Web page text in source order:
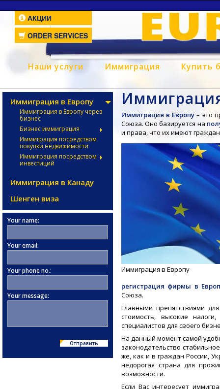
АКЦИИ
ORDER SERVICES
Наши услуги Иммиграция Купить
Иммиграция в Европу
Иммиграция в Европу через
бизнес
Бизнес иммиграция
Иммиграция посредством
покупки недвижимости
Иммиграция посредством
инвестиций
Иммиграция в Канаду
Шенген виза
Your name:
Your email:
Your phone no.:
Your message:
Отправить
Иммиграция в Европу– это
Союза. Оно базируется на
и права, что их имеют
Иммиграция в Европу
регистрация фирмы в
Союза.
Главными препятствиями
стоимость, высокие
специалистов для своего
На данный момент самой
законодательство
же, как и в граждан России,
недорогая страна для
возможности.
Если Вас интересует